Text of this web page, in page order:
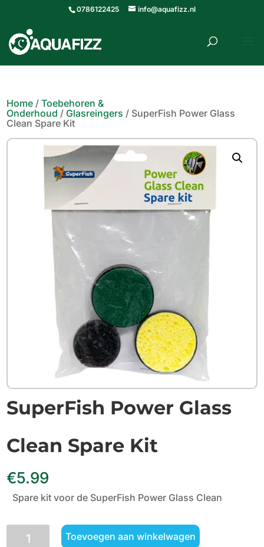
0786122425 info@aquafizz.nl
Home /Toebehoren &
Onderhoud / Glasreingers / SuperFish Power Glass
Clean Spare Kit
SuperFish Power Glass
Clean Spare Kit
€5.99
Spare kit voor de SuperFish Power Glass Clean
SuperFish
Power
Toevoegen aan winkelwagen